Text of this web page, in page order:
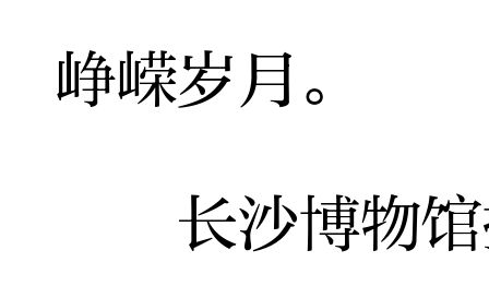
峥嵘岁月。
长沙博物馆